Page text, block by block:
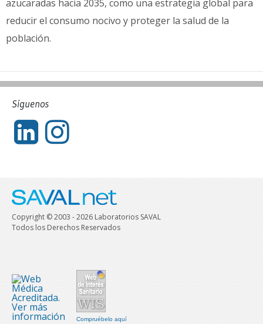
azucaradas hacia 2035, como una estrategia global para
reducir el consumo nocivo y proteger la salud de la
población.
Síguenos
Copyright © 2003 - 2026 Laboratorios SAVAL
Todos los Derechos Reservados
Compruébelo aquí